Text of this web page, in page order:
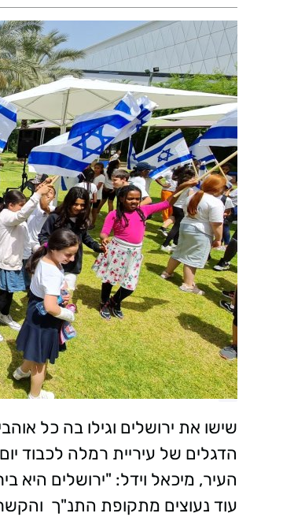
שישו את ירושלים וגילו בה כל
הדגלים של עיריית רמלה לכבוד
העיר, מיכאל וידל: "ירושלים היא
עוד נעוצים מתקופת התנ"ך